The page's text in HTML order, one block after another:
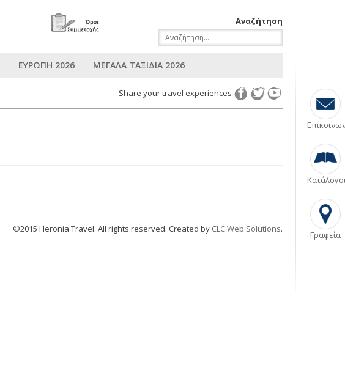
Αναζήτηση
ΕΥΡΩΠΗ 2026 ΜΕΓΑΛΑ ΤΑΞΙΔΙΑ 2026
Share your travel experiences
Γραφεία
©2015 Heronia Travel. All rights reserved. Created by CLC Web Solutions.